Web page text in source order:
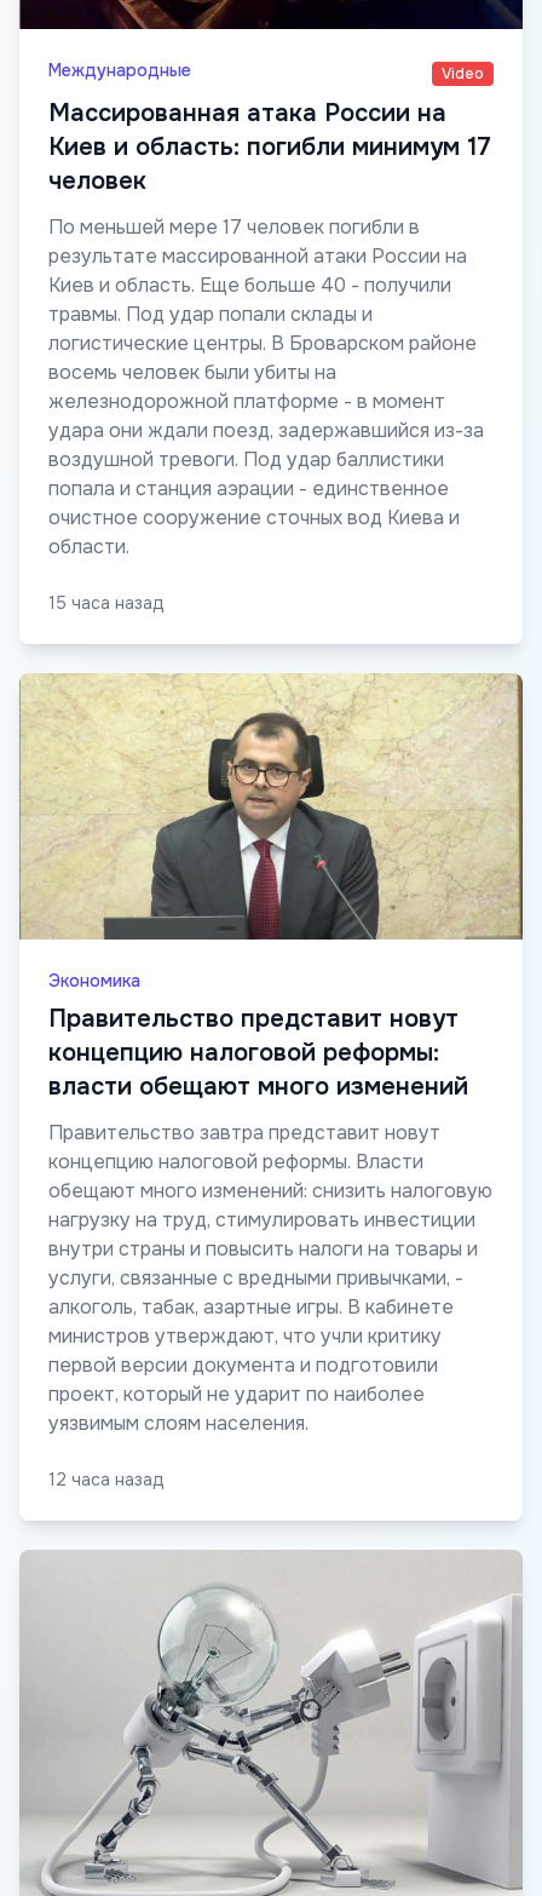
Международные Video
Массированная атака России на
Киев и область: погибли минимум 17
человек
По меньшей мере 17 человек погибли в
результате массированной атаки России на
Киев и область. Еще больше 40 - получили
травмы. Под удар попали склады и
логистические центры. В Броварском районе
восемь человек были убиты на
железнодорожной платформе - в момент
удара они ждали поезд, задержавшийся из-за
воздушной тревоги. Под удар баллистики
попала и станция аэрации - единственное
очистное сооружение сточных вод Киева и
области.
15 часа назад
Экономика
Правительство представит новут
концепцию налоговой реформы:
власти обещают много изменений
Правительство завтра представит новут
концепцию налоговой реформы. Власти
обещают много изменений: снизить налоговую
нагрузку на труд, стимулировать инвестиции
внутри страны и повысить налоги на товары и
услуги, связанные с вредными привычками, -
алкоголь, табак, азартные игры. В кабинете
министров утверждают, что учли критику
первой версии документа и подготовили
проект, который не ударит по наиболее
уязвимым слоям населения.
12 часа назад